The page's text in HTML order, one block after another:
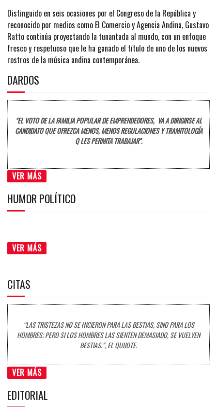
Distinguido en seis ocasiones por el Congreso de la República y
reconocido por medios como El Comercio y Agencia Andina, Gustavo
Ratto continúa proyectando la tunantada al mundo, con un enfoque
fresco y respetuoso que le ha ganado el título de uno de los nuevos
rostros de la música andina contemporánea.
DARDOS
"EL VOTO DE LA FAMILIA POPULAR DE EMPRENDEDORES, VA A DIRIGIRSE AL
CANDIDATO QUE OFREZCA MENOS, MENOS REGULACIONES Y TRAMITOLOGÍA
Q LES PERMITA TRABAJAR".
VER MÁS
HUMOR POLÍTICO
VER MÁS
CITAS
“LAS TRISTEZAS NO SE HICIERON PARA LAS BESTIAS, SINO PARA LOS
HOMBRES; PERO SI LOS HOMBRES LAS SIENTEN DEMASIADO, SE VUELVEN
BESTIAS.”, EL QUIJOTE.
VER MÁS
EDITORIAL